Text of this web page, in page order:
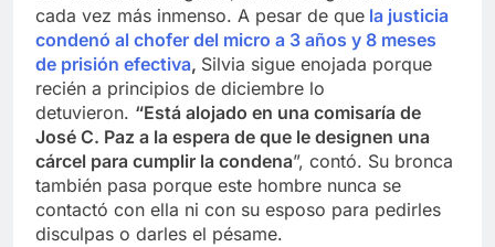
cada vez más inmenso. A pesar de que la justicia
condenó al chofer del micro a 3 años y 8 meses
de prisión efectiva, Silvia sigue enojada porque
recién a principios de diciembre lo
detuvieron. “Está alojado en una comisaría de
José C. Paz a la espera de que le designen una
cárcel para cumplir la condena”, contó. Su bronca
también pasa porque este hombre nunca se
contactó con ella ni con su esposo para pedirles
disculpas o darles el pésame.